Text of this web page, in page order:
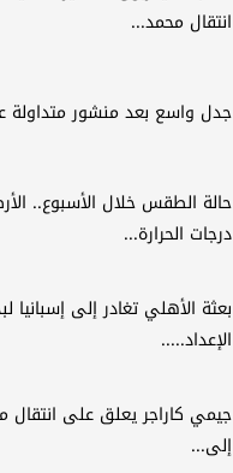
انتقال محمد...
جدل واسع بعد منشور
حالة الطقس خلال الأسبوع..
درجات الحرارة...
بعثة الأهلي تغادر إلى إسبانيا
الإعداد.....
جيمي كاراجر يعلق على انتقال
إلى...